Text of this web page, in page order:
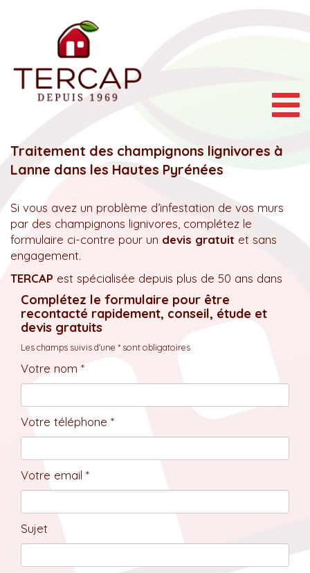
Traitement des champignons lignivores à
Lanne dans les Hautes Pyrénées
Si vous avez un problème d’infestation de vos murs
par des champignons lignivores, complétez le
formulaire ci-contre pour un devis gratuit et sans
engagement.
TERCAP est spécialisée depuis plus de 50 ans dans
Complétez le formulaire pour être
recontacté rapidement, conseil, étude et
devis gratuits
Les champs suivis d'une * sont obligatoires
Votre nom *
Votre téléphone *
Votre email *
Sujet